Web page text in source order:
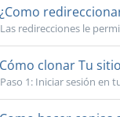
Las redirecciones le
clonar Tu
Paso 1: Iniciar sesión en